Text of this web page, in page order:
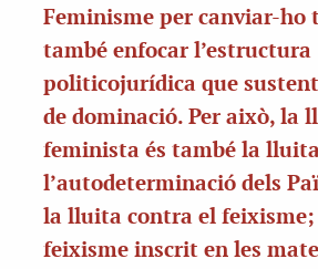
Feminisme per canviar-ho
també enfocar l’estructura
politicojurídica que
de dominació. Per això, la
feminista és també la
l’autodeterminació dels
la lluita contra el
feixisme inscrit en les